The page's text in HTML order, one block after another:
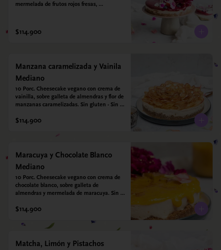
mermelada de frutos rojos fresas,
$114.900
Manzana caramelizada y Vainila
Mediano
10 Porc. Cheesecake vegano con crema de
vainilla, sobre galleta de almendras y flor de
manzanas caramelizadas. Sin gluten - Sin
$114.900
Maracuya y Chocolate Blanco
Mediano
10 Porc. Cheesecake vegano con crema de
chocolate blanco, sobre galleta de
almendras y mermelada de maracuya. Sin
$114.900
Matcha, Limón y Pistachos